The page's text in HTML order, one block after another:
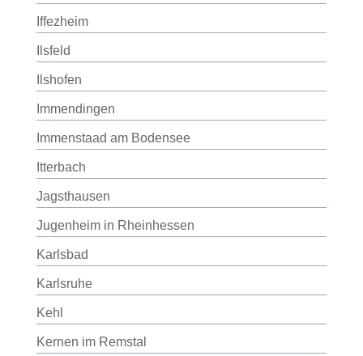
Iffezheim
Ilsfeld
Ilshofen
Immendingen
Immenstaad am Bodensee
Itterbach
Jagsthausen
Jugenheim in Rheinhessen
Karlsbad
Karlsruhe
Kehl
Kernen im Remstal